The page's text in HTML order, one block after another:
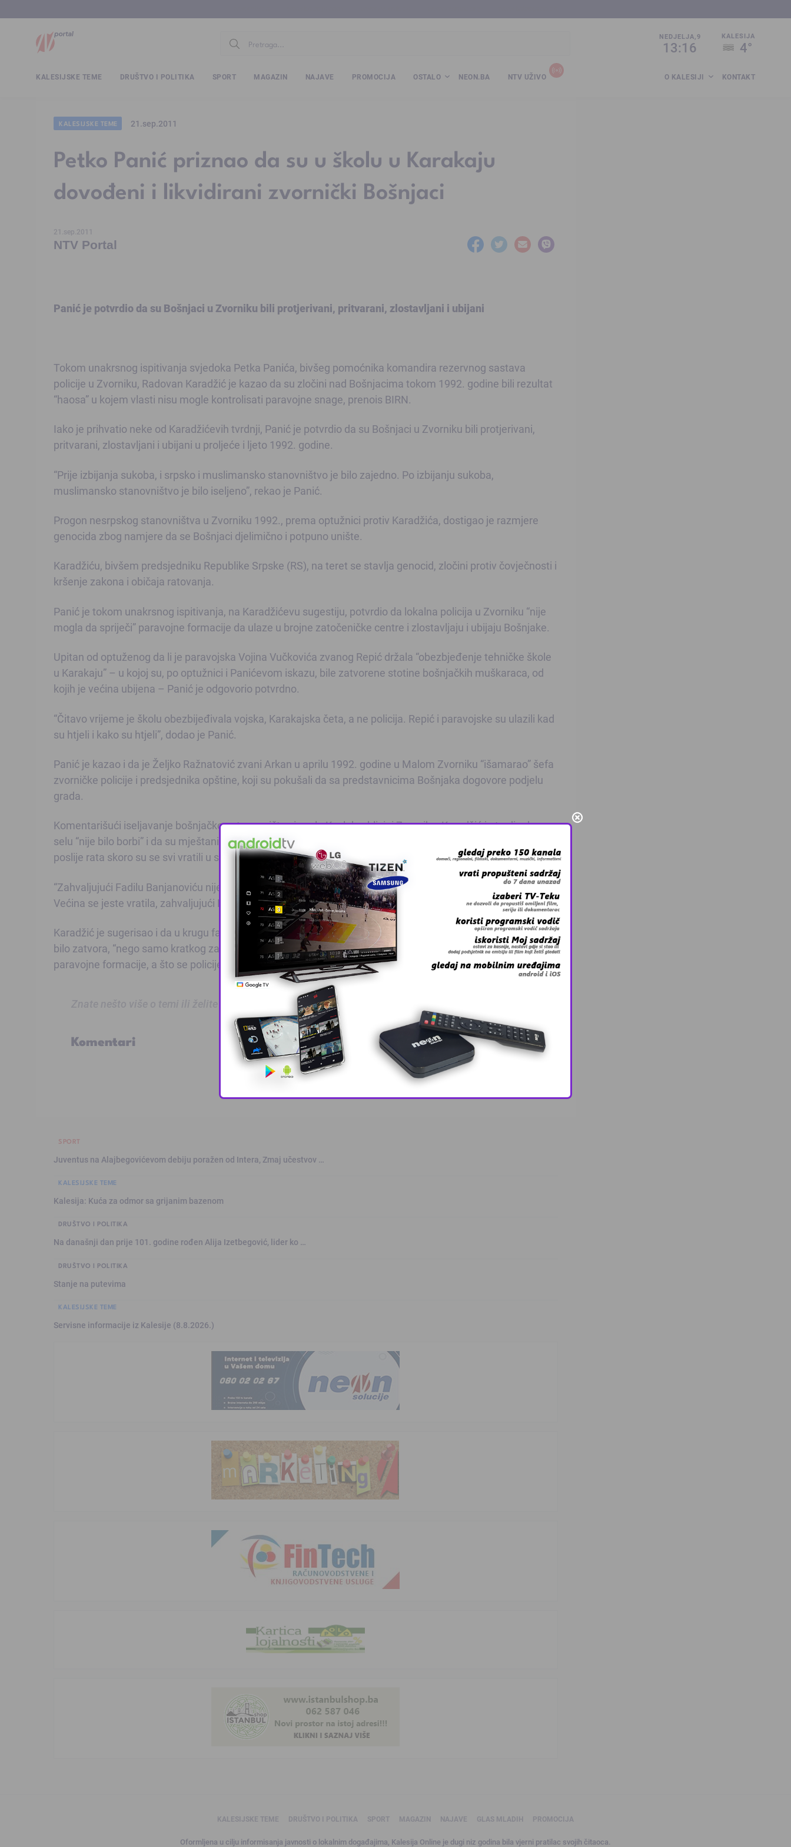
NEDJELJA,9
13:16
KALESIJA
4°
KALESIJSKE TEME DRUŠTVO I POLITIKA SPORT MAGAZIN NAJAVE PROMOCIJA OSTALO NEON.BA NTV UŽIVO O KALESIJI KONTAKT
KALESIJSKE TEME 21.sep.2011
Petko Panić priznao da su u školu u Karakaju
dovođeni i likvidirani zvornički Bošnjaci
21.sep.2011
NTV Portal
Panić je potvrdio da su Bošnjaci u Zvorniku bili protjerivani, pritvarani, zlostavljani i ubijani
Tokom unakrsnog ispitivanja svjedoka Petka Panića, bivšeg pomoćnika komandira rezervnog sastava
policije u Zvorniku, Radovan Karadžić je kazao da su zločini nad Bošnjacima tokom 1992. godine bili rezultat
“haosa” u kojem vlasti nisu mogle kontrolisati paravojne snage, prenois BIRN.
Iako je prihvatio neke od Karadžićevih tvrdnji, Panić je potvrdio da su Bošnjaci u Zvorniku bili protjerivani,
pritvarani, zlostavljani i ubijani u proljeće i ljeto 1992. godine.
“Prije izbijanja sukoba, i srpsko i muslimansko stanovništvo je bilo zajedno. Po izbijanju sukoba,
muslimansko stanovništvo je bilo iseljeno”, rekao je Panić.
Progon nesrpskog stanovništva u Zvorniku 1992., prema optužnici protiv Karadžića, dostigao je razmjere
genocida zbog namjere da se Bošnjaci djelimično i potpuno unište.
Karadžiću, bivšem predsjedniku Republike Srpske (RS), na teret se stavlja genocid, zločini protiv čovječnosti i
kršenje zakona i običaja ratovanja.
Panić je tokom unakrsnog ispitivanja, na Karadžićevu sugestiju, potvrdio da lokalna policija u Zvorniku “nije
mogla da spriječi” paravojne formacije da ulaze u brojne zatočeničke centre i zlostavljaju i ubijaju Bošnjake.
Upitan od optuženog da li je paravojska Vojina Vučkovića zvanog Repić držala “obezbjeđenje tehničke škole
u Karakaju” – u kojoj su, po optužnici i Panićevom iskazu, bile zatvorene stotine bošnjačkih muškaraca, od
kojih je većina ubijena – Panić je odgovorio potvrdno.
“Čitavo vrijeme je školu obezbijeđivala vojska, Karakajska četa, a ne policija. Repić i paravojske su ulazili kad
su htjeli i kako su htjeli”, dodao je Panić.
Panić je kazao i da je Željko Ražnatović zvani Arkan u aprilu 1992. godine u Malom Zvorniku “išamarao” šefa
zvorničke policije i predsjednika opštine, koji su pokušali da sa predstavnicima Bošnjaka dogovore podjelu
grada.
Komentarišući iseljavanje bošnjačkog stanovništva iz sela Kozluk u blizini Zvornika, Karadžić je tvrdio da u
selu “nije bilo borbi” i da su mještani “zbog opasnosti od paravojnih formacija otišli u Srbiju i dalje”, a ubrzo
poslije rata skoro su se svi vratili u svoje kuće.
“Zahvaljujući Fadilu Banjanoviću nije bilo borbi, a da su oni uzeli oružje u ruke, bilo bi gubitaka na obje strane.
Većina se jeste vratila, zahvaljujući Banjanoviću, a obnovljena je i džamija”, odgovorio je Panić.
Karadžić je sugerisao i da u krugu fabrike Alhos – prema optužnici, jednom od zatočeničkih centara – nije
bilo zatvora, “nego samo kratkog zadržavanja tokom istrage”. Panić je na to kazao da su u Alhos “privodile i
paravojne formacije, a što se policije tiče, bilo je kratko”.
Znate nešto više o temi ili želite prijaviti grešku u tekstu?
Komentari
SPORT
Juventus na Alajbegovićevom debiju poražen od Intera, Zmaj učestvov …
KALESIJSKE TEME
Kalesija: Kuća za odmor sa grijanim bazenom
DRUŠTVO I POLITIKA
Na današnji dan prije 101. godine rođen Alija Izetbegović, lider ko …
DRUŠTVO I POLITIKA
Stanje na putevima
KALESIJSKE TEME
Servisne informacije iz Kalesije (8.8.2026.)
KALESIJSKE TEME DRUŠTVO I POLITIKA SPORT MAGAZIN NAJAVE GLAS MLADIH PROMOCIJA
Oformljena u cilju informisanja javnosti o lokalnim događajima, Kalesija Online je dugi niz godina bila vjerni pratilac svojih čitaoca.